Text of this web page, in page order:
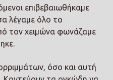
επιβεβαιωθήκαμε
λέγαμε όλο το
τον χειμώνα φωνάζαμε
όσο και αυτή